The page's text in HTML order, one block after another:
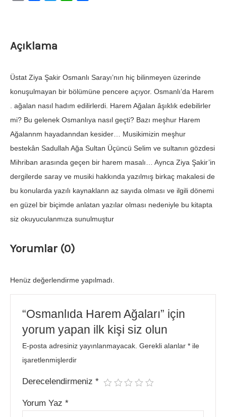
Açıklama
Üstat Ziya Şakir Osmanlı Sarayı’nın hiç bilinmeyen üzerinde
konuşulmayan bir bölümüne pencere açıyor. Osmanlı’da Harem
. ağalan nasıl hadım edilirlerdi. Harem Ağalan âşıklık edebilirler
mi? Bu gelenek Osmanlıya nasıl geçti? Bazı meşhur Harem
Ağalannm hayadanndan kesider… Musikimizin meşhur
bestekân Sadullah Ağa Sultan Üçüncü Selim ve sultanın gözdesi
Mihriban arasında geçen bir harem masalı… Aynca Ziya Şakir’in
dergilerde saray ve musiki hakkında yazılmış birkaç makalesi de
bu konularda yazılı kaynaklann az sayıda olması ve ilgili dönemi
en güzel bir biçimde anlatan yazılar olması nedeniyle bu kitapta
siz okuyuculanmıza sunulmuştur
Yorumlar (0)
Henüz değerlendirme yapılmadı.
“Osmanlıda Harem Ağaları” için
yorum yapan ilk kişi siz olun
E-posta adresiniz yayınlanmayacak. Gerekli alanlar* ile
işaretlenmişlerdir
Derecelendirmeniz*
Yorum Yaz*